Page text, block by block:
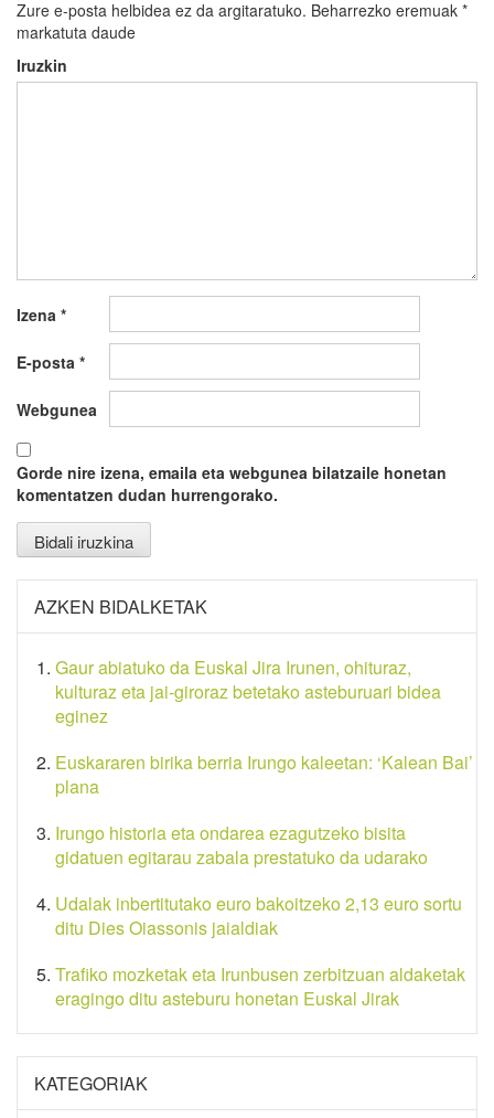
Zure e-posta helbidea ez da argitaratuko. Beharrezko eremuak *
markatuta daude
Iruzkin
Izena *
E-posta *
Webgunea
Gorde nire izena, emaila eta webgunea bilatzaile honetan
komentatzen dudan hurrengorako.
AZKEN BIDALKETAK
Gaur abiatuko da Euskal Jira Irunen, ohituraz,
kulturaz eta jai-giroraz betetako asteburuari bidea
eginez
Euskararen birika berria Irungo kaleetan: ‘Kalean Bai’
plana
Irungo historia eta ondarea ezagutzeko bisita
gidatuen egitarau zabala prestatuko da udarako
Udalak inbertitutako euro bakoitzeko 2,13 euro sortu
ditu Dies Oiassonis jaialdiak
Trafiko mozketak eta Irunbusen zerbitzuan aldaketak
eragingo ditu asteburu honetan Euskal Jirak
KATEGORIAK